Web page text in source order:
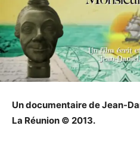
Un documentaire de Jean-
La Réunion © 2013.